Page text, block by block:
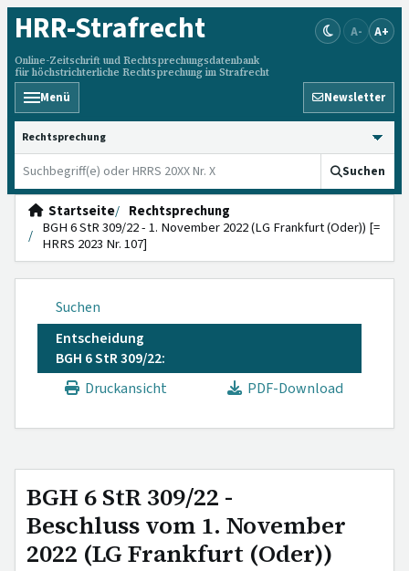
HRR-Strafrecht
Online-Zeitschrift und Rechtsprechungsdatenbank
für höchstrichterliche Rechtsprechung im Strafrecht
A- A+
Menü Newsletter
HRRS durchsuchen
Suchen
Startseite
Rechtsprechung
BGH 6 StR 309/22 - 1. November 2022 (LG Frankfurt (Oder)) [=
HRRS 2023 Nr. 107]
Suchen
Entscheidung
BGH 6 StR 309/22:
Druckansicht
PDF-Download
BGH 6 StR 309/22 -
Beschluss vom 1. November
2022 (LG Frankfurt (Oder))